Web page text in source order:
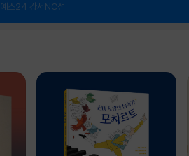
예스24 강서NC점